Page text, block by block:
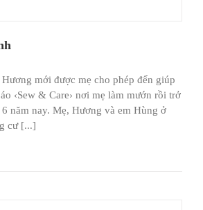
mới được mẹ cho phép đến giúp
‹Sew & Care› nơi mẹ làm mướn rồi trở
năm nay. Mẹ, Hương và em Hùng ở
cư [...]